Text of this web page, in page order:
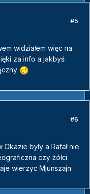
#5
widziałem więc na
za info a jakbyś
#6
były a Rafał nie
czy żółci
wierzyc Mjunszajn